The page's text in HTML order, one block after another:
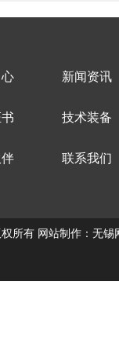
新闻资讯
技术装备
联系我们
所有 网站制作 ： 无锡